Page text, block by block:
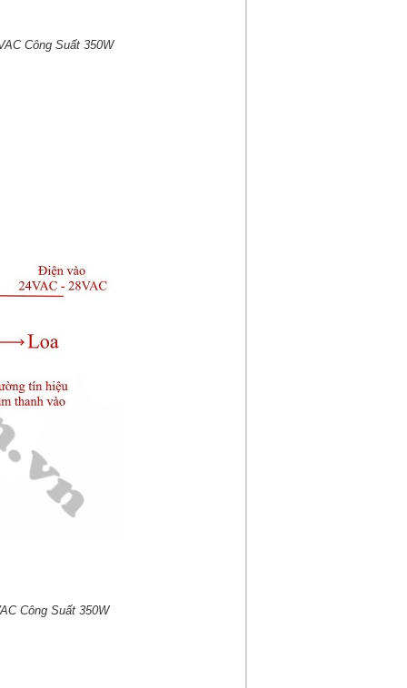
Công Suất 350W
Công Suất 350W